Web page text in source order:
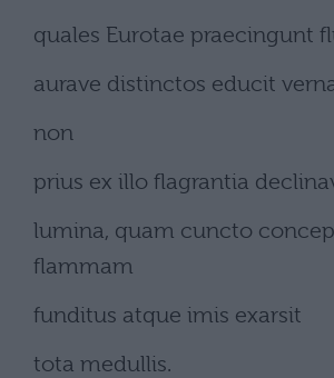
quales Eurotae praecingunt
aurave distinctos educit
non
prius ex illo flagrantia
lumina, quam cuncto
flammam
funditus atque imis exarsit
tota medullis.